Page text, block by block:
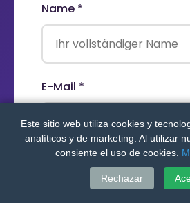
Name *
E-Mail *
Telefon (für Rückruf)
Este sitio web utiliza cookies y
analíticos y de marketing. Al utilizar
consiente el uso de cookies.
Rechazar